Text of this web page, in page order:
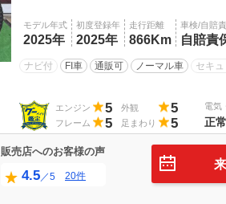
モデル年式
2025年
初度登録年
2025年
走行距離
866Km
車検/自賠責
自賠責
ナビ付 FI車 通販可 ノーマル車 セキ
エンジン 5 外観 5
フレーム 5 足まわり 5
電気
正常
販売店へのお客様の声
4.5／5 20件